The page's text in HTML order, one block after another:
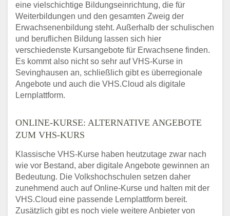
eine vielschichtige Bildungseinrichtung, die für
Weiterbildungen und den gesamten Zweig der
Erwachsenenbildung steht. Außerhalb der schulischen
und beruflichen Bildung lassen sich hier
verschiedenste Kursangebote für Erwachsene finden.
Es kommt also nicht so sehr auf VHS-Kurse in
Sevinghausen an, schließlich gibt es überregionale
Angebote und auch die VHS.Cloud als digitale
Lernplattform.
ONLINE-KURSE: ALTERNATIVE ANGEBOTE
ZUM VHS-KURS
Klassische VHS-Kurse haben heutzutage zwar nach
wie vor Bestand, aber digitale Angebote gewinnen an
Bedeutung. Die Volkshochschulen setzen daher
zunehmend auch auf Online-Kurse und halten mit der
VHS.Cloud eine passende Lernplattform bereit.
Zusätzlich gibt es noch viele weitere Anbieter von